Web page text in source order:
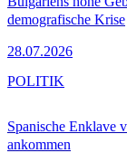
demografische Krise
28.07.2026
Spanische Enklave
ankommen
POLITIK